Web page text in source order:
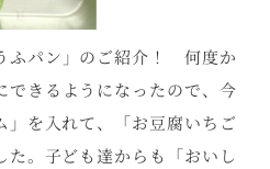
ふパン」のご紹介！ 何度か
できるようになったので、今
」を入れて、「お豆腐いちご
た。子ども達からも「おいし